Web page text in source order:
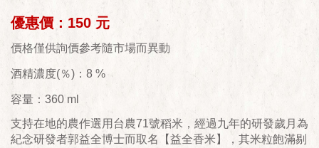
優惠價：150 元
價格僅供詢價參考隨市場而異動
酒精濃度(％)：8 %
容量：360 ml
支持在地的農作選用台農71號稻米，經過九年的研發歲月為
紀念研發者郭益全博士而取名【益全香米】，其米粒飽滿剔